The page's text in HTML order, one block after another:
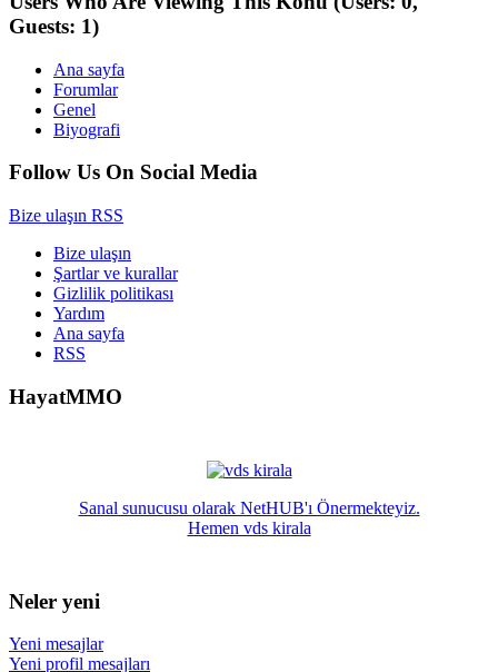
Guests: 1)
Ana sayfa
Forumlar
Genel
Biyografi
Follow Us On Social Media
Bize ulaşın RSS
Bize ulaşın
Şartlar ve kurallar
Gizlilik politikası
Yardım
Ana sayfa
RSS
HayatMMO
Sanal sunucusu olarak NetHUB'ı Önermekteyiz.
Hemen vds kirala
Neler yeni
Yeni mesajlar
Yeni profil mesajları